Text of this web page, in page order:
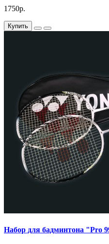
1750р.
Купить
Набор для бадминтона "Pro